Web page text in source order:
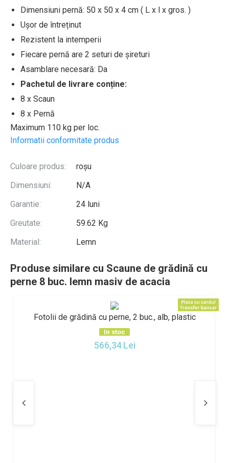
Dimensiuni pernă: 50 x 50 x 4 cm ( L x l x gros. )
Ușor de întreținut
Rezistent la intemperii
Fiecare pernă are 2 seturi de șireturi
Asamblare necesară: Da
Pachetul de livrare conține:
8 x Scaun
8 x Pernă
Maximum 110 kg per loc.
Informatii conformitate produs
Culoare produs:
roșu
Dimensiuni:
N/A
Garantie:
24 luni
Greutate:
59.62 Kg
Material:
Lemn
Produse similare cu Scaune de grădină cu
perne 8 buc. lemn masiv de acacia
Fotolii de grădină cu perne, 2 buc., alb, plastic
In stoc
566,34 Lei